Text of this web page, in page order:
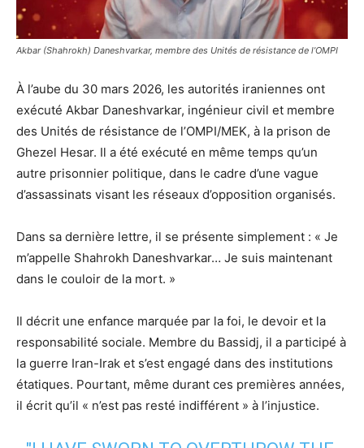
Akbar (Shahrokh) Daneshvarkar, membre des Unités de résistance de l’OMPI
À l’aube du 30 mars 2026, les autorités iraniennes ont
exécuté Akbar Daneshvarkar, ingénieur civil et membre
des Unités de résistance de l’OMPI/MEK, à la prison de
Ghezel Hesar. Il a été exécuté en même temps qu’un
autre prisonnier politique, dans le cadre d’une vague
d’assassinats visant les réseaux d’opposition organisés.
Dans sa dernière lettre, il se présente simplement : « Je
m’appelle Shahrokh Daneshvarkar… Je suis maintenant
dans le couloir de la mort. »
Il décrit une enfance marquée par la foi, le devoir et la
responsabilité sociale. Membre du Bassidj, il a participé à
la guerre Iran-Irak et s’est engagé dans des institutions
étatiques. Pourtant, même durant ces premières années,
il écrit qu’il « n’est pas resté indifférent » à l’injustice.